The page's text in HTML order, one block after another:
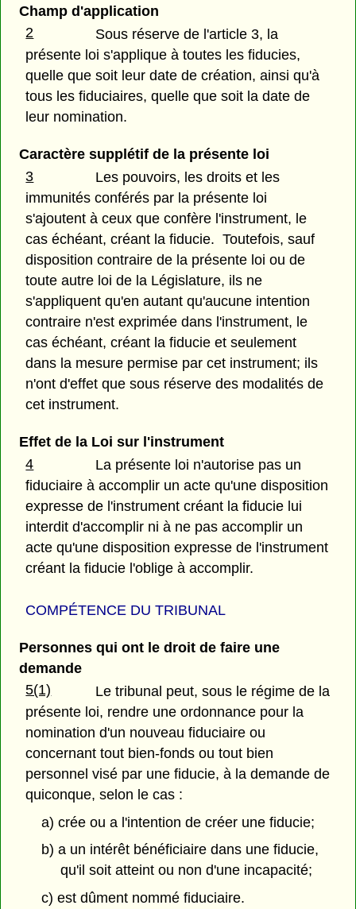
Champ d'application
2
Sous réserve de l'article 3, la
présente loi s'applique à toutes les fiducies,
quelle que soit leur date de création, ainsi qu'à
tous les fiduciaires, quelle que soit la date de
leur nomination.
Caractère supplétif de la présente loi
3
Les pouvoirs, les droits et les
immunités conférés par la présente loi
s'ajoutent à ceux que confère l'instrument, le
cas échéant, créant la fiducie. Toutefois, sauf
disposition contraire de la présente loi ou de
toute autre loi de la Législature, ils ne
s'appliquent qu'en autant qu'aucune intention
contraire n'est exprimée dans l'instrument, le
cas échéant, créant la fiducie et seulement
dans la mesure permise par cet instrument; ils
n'ont d'effet que sous réserve des modalités de
cet instrument.
Effet de la Loi sur l'instrument
4
La présente loi n'autorise pas un
fiduciaire à accomplir un acte qu'une disposition
expresse de l'instrument créant la fiducie lui
interdit d'accomplir ni à ne pas accomplir un
acte qu'une disposition expresse de l'instrument
créant la fiducie l'oblige à accomplir.
COMPÉTENCE DU TRIBUNAL
Personnes qui ont le droit de faire une
demande
5(1)
Le tribunal peut, sous le régime de la
présente loi, rendre une ordonnance pour la
nomination d'un nouveau fiduciaire ou
concernant tout bien-fonds ou tout bien
personnel visé par une fiducie, à la demande de
quiconque, selon le cas :
a) crée ou a l'intention de créer une fiducie;
b) a un intérêt bénéficiaire dans une fiducie,
qu'il soit atteint ou non d'une incapacité;
c) est dûment nommé fiduciaire.